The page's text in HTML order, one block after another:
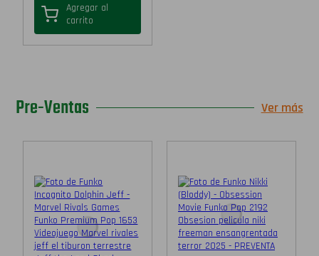
Agregar al
carrito
Pre-Ventas Ver más